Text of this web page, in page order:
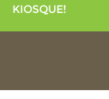
KIOSQUE!